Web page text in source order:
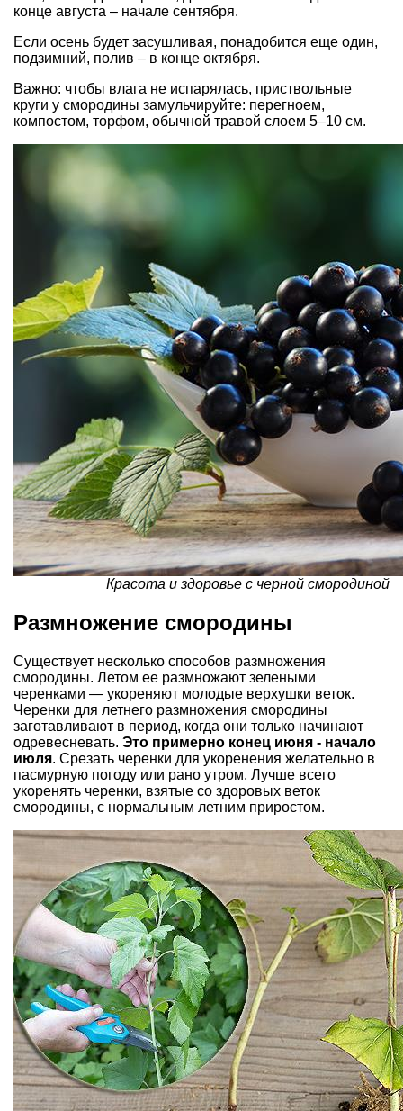
конце августа – начале сентября.
Если осень будет засушливая, понадобится еще один,
подзимний, полив – в конце октября.
Важно: чтобы влага не испарялась, приствольные
круги у смородины замульчируйте: перегноем,
компостом, торфом, обычной травой слоем 5–10 см.
Красота и здоровье с черной смородиной
Размножение смородины
Существует несколько способов размножения
смородины. Летом ее размножают зелеными
черенками — укореняют молодые верхушки веток.
Черенки для летнего размножения смородины
заготавливают в период, когда они только начинают
одревесневать. Это примерно конец июня - начало
июля. Срезать черенки для укоренения желательно в
пасмурную погоду или рано утром. Лучше всего
укоренять черенки, взятые со здоровых веток
смородины, с нормальным летним приростом.